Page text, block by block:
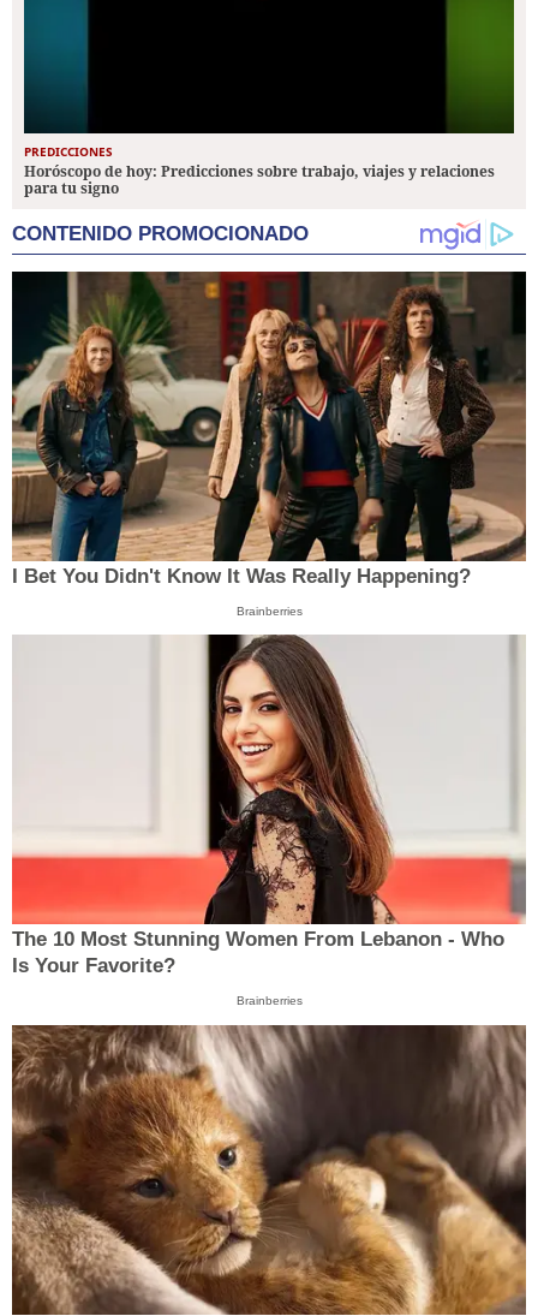
PREDICCIONES
Horóscopo de hoy: Predicciones sobre trabajo, viajes y relaciones
para tu signo
CONTENIDO PROMOCIONADO
I Bet You Didn't Know It Was Really Happening?
Brainberries
The 10 Most Stunning Women From Lebanon - Who
Is Your Favorite?
Brainberries